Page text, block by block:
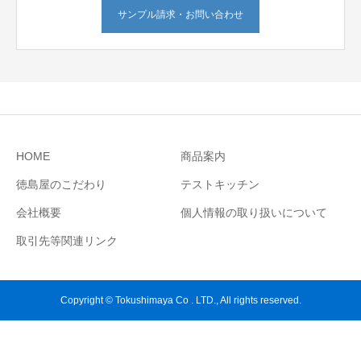
サンプル請求・お問い合わせ
HOME 商品案内
徳島屋のこだわり テストキッチン
会社概要 個人情報の取り扱いについて
取引先等関連リンク
Copyright © Tokushimaya Co . LTD., All rights reserved.